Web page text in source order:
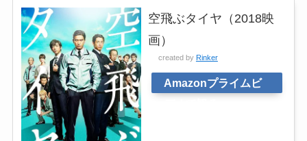
空飛ぶタイヤ（2018映
画）
created by Rinker
Amazonプライムビ